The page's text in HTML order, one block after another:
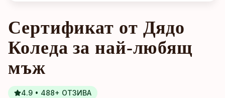
Сертификат от Дядо
Коледа за най-любящ
мъж
4.9 • 488+ ОТЗИВА